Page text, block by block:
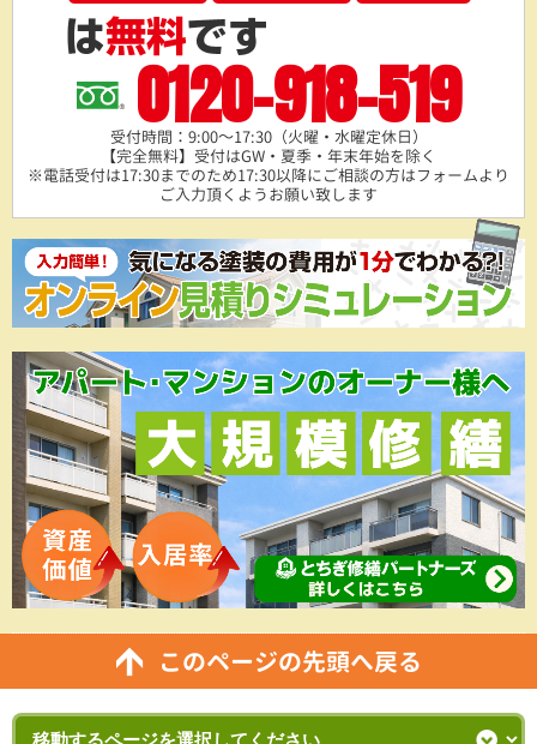
0120-918-519
受付時間：9:00～17:30（火曜・水曜定休日）
【完全無料】受付はGW・夏季・年末年始を除く
※電話受付は17:30までのため17:30以降にご相談の方はフォームより
ご入力頂くようお願い致します
このページの先頭へ戻る